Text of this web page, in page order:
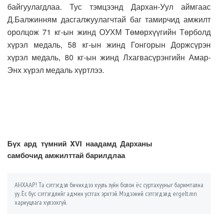
байгуулагдлаа. Тус тэмцээнд Дархан-Уул аймгаас
Д.Балжинням дасгалжуулагчтай баг тамирчид амжилт
оролцож 71 кг-ын жинд ОУХМ Төмөрхүүгийн Төрболд
хүрэл медаль, 58 кг-ын жинд Гонгорын Доржсүрэн
хүрэл медаль, 80 кг-ын жинд Лхагвасүрэнгийн Амар-
Энх хүрэл медаль хүртлээ.
Бүх ард түмний XVI наадамд Дарханы
самбочид амжилттай барилдлаа
АНХААР! Та сэтгэгдэл бичихдээ хууль зүйн болон ёс суртахууныг баримтална
уу. Ёс бус сэтгэгдлийг админ устгах эрхтэй. Мэдээний сэтгэгдэлд ergelt.mn
хариуцлага хүлээхгүй.